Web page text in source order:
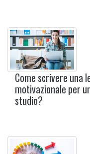
Come scrivere una
motivazionale per
studio?